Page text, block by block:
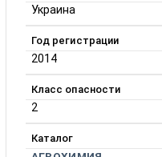
Украина
Год регистрации
2014
Класс опасности
2
Каталог